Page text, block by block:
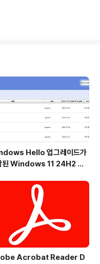
니다.
선택 후 아이콘 기능 선택
하는데 집중되어 있습니다.
Hello 업그레이드가
된 Windows 11 24H2 및
Acrobat Reader D